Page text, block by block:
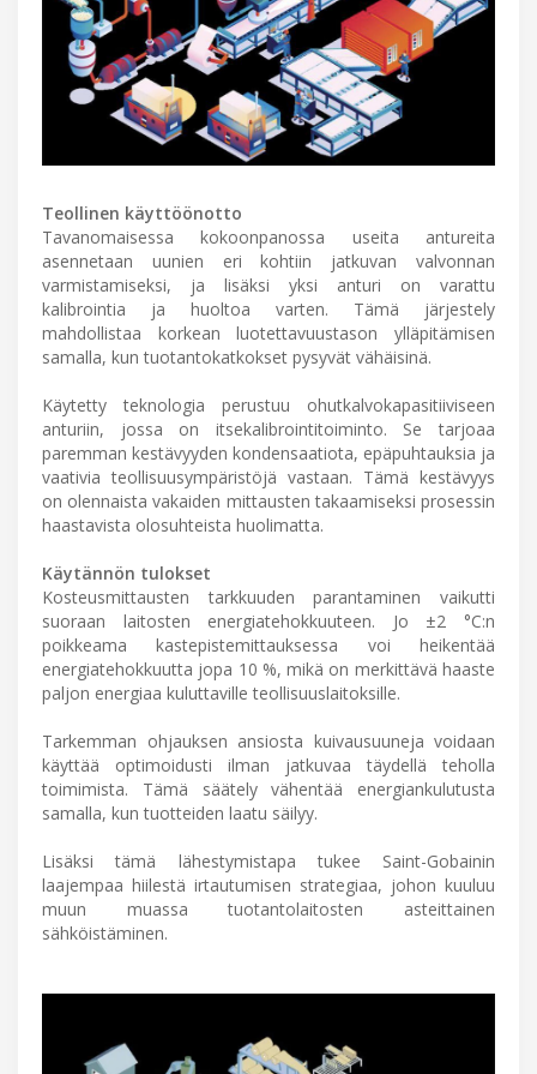
Teollinen käyttöönotto
Tavanomaisessa kokoonpanossa useita antureita
asennetaan uunien eri kohtiin jatkuvan valvonnan
varmistamiseksi, ja lisäksi yksi anturi on varattu
kalibrointia ja huoltoa varten. Tämä järjestely
mahdollistaa korkean luotettavuustason ylläpitämisen
samalla, kun tuotantokatkokset pysyvät vähäisinä.
Käytetty teknologia perustuu ohutkalvokapasitiiviseen
anturiin, jossa on itsekalibrointitoiminto. Se tarjoaa
paremman kestävyyden kondensaatiota, epäpuhtauksia ja
vaativia teollisuusympäristöjä vastaan. Tämä kestävyys
on olennaista vakaiden mittausten takaamiseksi prosessin
haastavista olosuhteista huolimatta.
Käytännön tulokset
Kosteusmittausten tarkkuuden parantaminen vaikutti
suoraan laitosten energiatehokkuuteen. Jo ±2 °C:n
poikkeama kastepistemittauksessa voi heikentää
energiatehokkuutta jopa 10 %, mikä on merkittävä haaste
paljon energiaa kuluttaville teollisuuslaitoksille.
Tarkemman ohjauksen ansiosta kuivausuuneja voidaan
käyttää optimoidusti ilman jatkuvaa täydellä teholla
toimimista. Tämä säätely vähentää energiankulutusta
samalla, kun tuotteiden laatu säilyy.
Lisäksi tämä lähestymistapa tukee Saint-Gobainin
laajempaa hiilestä irtautumisen strategiaa, johon kuuluu
muun muassa tuotantolaitosten asteittainen
sähköistäminen.